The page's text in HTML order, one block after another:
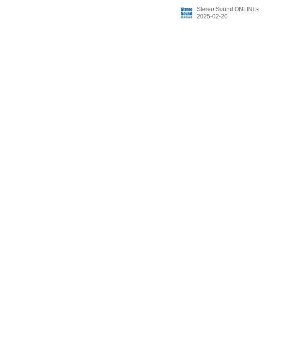
コードプレーヤーを持っていないとい
Stereo Sound ONLINE-i